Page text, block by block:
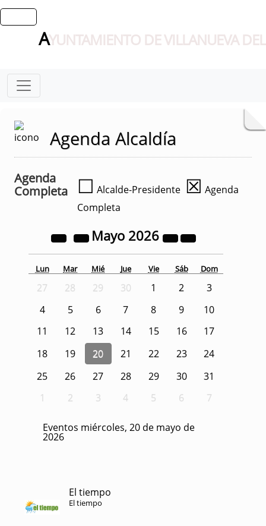
AYUNTAMIENTO DE VILLANUEVA
Agenda Alcaldía
Agenda
Completa
☐ Alcalde-Presidente ☒ Agenda
Completa
Mayo 2026
Lun Mar Mié Jue Vie Sáb Dom
27 28 29 30 1 2
3
4
5 6 7 8 9
10
11
12 13 14 15 16
17
18
19 20 21 22 23
24
25
26 27 28 29 30
31
1
2 3 4 5 6 7
Eventos miércoles, 20 de mayo de
2026
El tiempo
El tiempo